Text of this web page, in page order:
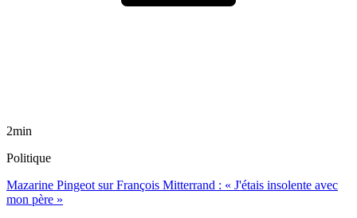
2min
Politique
Mazarine Pingeot sur François Mitterrand : « J'étais insolente avec
mon père »